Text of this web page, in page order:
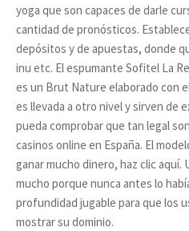
yoga que son capaces de darle
cantidad de pronósticos.
depósitos y de apuestas, donde
inu etc. El espumante Sofitel La
es un Brut Nature elaborado con
es llevada a otro nivel y sirven de
pueda comprobar que tan legal
casinos online en España. El
ganar mucho dinero, haz clic
mucho porque nunca antes lo
profundidad jugable para que los
mostrar su dominio.